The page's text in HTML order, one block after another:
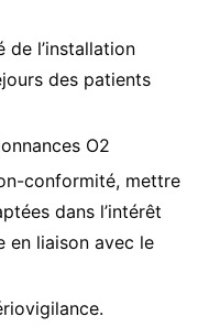
de l’installation
des patients
O2
conformité, mettre
dans l’intérêt
en liaison avec le